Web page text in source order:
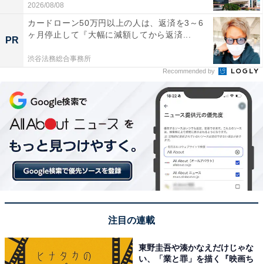
2026/08/08
PR
カードローン50万円以上の人は、返済を3～6
ヶ月停止して『大幅に減額してから返済...
渋谷法務総合事務所
Recommended by
注目の連載
東野圭吾や湊かなえだけじゃな
い、「業と罪」を描く『映画ち